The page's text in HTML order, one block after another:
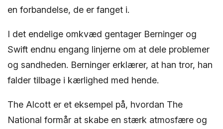
en forbandelse, de er fanget i.
I det endelige omkvæd gentager Berninger og
Swift endnu engang linjerne om at dele problemer
og sandheden. Berninger erklærer, at han tror, han
falder tilbage i kærlighed med hende.
The Alcott er et eksempel på, hvordan The
National formår at skabe en stærk atmosfære og